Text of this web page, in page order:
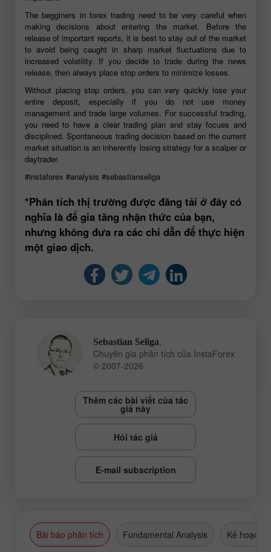
The begginers in forex trading need to be very careful when
making decisions about entering the market. Before the
release of important reports, it is best to stay out of the market
to avoid being caught in sharp market fluctuations due to
increased volatility. If you decide to trade during the news
release, then always place stop orders to minimize losses.
Without placing stop orders, you can very quickly lose your
entire deposit, especially if you do not use money
management and trade large volumes. For successful trading,
you need to have a clear trading plan and stay focues and
disciplined. Spontaneous trading decision based on the current
market situation is an inherently losing strategy for a scalper or
daytrader.
#instaforex #analysis #sebastianseliga
*Phân tích thị trường được đăng tải ở đây có
nghĩa là để gia tăng nhận thức của bạn,
nhưng không đưa ra các chỉ dẫn để thực hiện
một giao dịch.
Sebastian Seliga
Chuyên gia phân tích của InstaForex
© 2007-2026
Thêm các bài viết của tác
giả này
Hỏi tác giả
E-mail subscription
Bài báo phân tích Fundamental Analysis Kế hoạch